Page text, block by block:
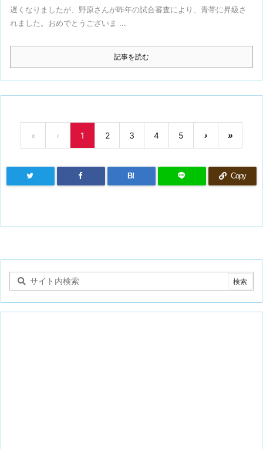
遅くなりましたが、野原さんが昨年の試合審査により、青帯に昇級さ
れました。おめでとうございま ...
記事を読む
« ‹ 1 2 3 4 5 › »
B! Copy